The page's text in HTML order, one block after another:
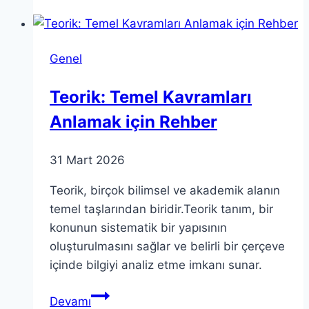
ile
Genel
Teorik: Temel Kavramları
Anlamak için Rehber
31 Mart 2026
Teorik, birçok bilimsel ve akademik alanın
temel taşlarından biridir.Teorik tanım, bir
konunun sistematik bir yapısının
oluşturulmasını sağlar ve belirli bir çerçeve
içinde bilgiyi analiz etme imkanı sunar.
DevamıTeorik: